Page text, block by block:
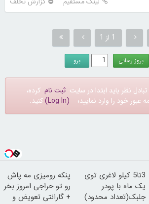
1 از 1
نظر باید ابتدا در سایت ثبت نام کرده،
عبور خود را وارد نمایید؛ (Log In) کنید.
3تا5 کیلو لاغری توی
یک ماه با پودر
جلبک(تعداد محدود)
پنکه رومیزی مه پاش
رو تو حراجی امروز بخر
+ گارانتی تعویض و